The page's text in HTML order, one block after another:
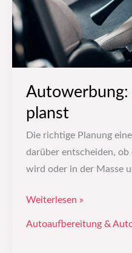
Autowerbung:
planst
Die richtige Planung
darüber entscheiden, ob
wird oder in der Masse
Weiterlesen »
Autoaufbereitung &